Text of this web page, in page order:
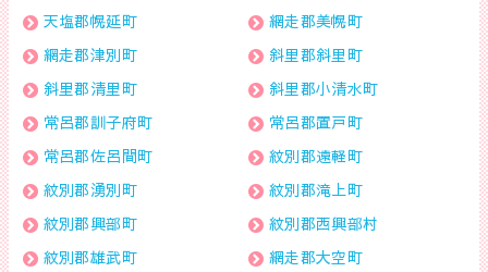
天塩郡幌延町
網走郡美幌町
網走郡津別町
斜里郡斜里町
斜里郡清里町
斜里郡小清水町
常呂郡訓子府町
常呂郡置戸町
常呂郡佐呂間町
紋別郡遠軽町
紋別郡湧別町
紋別郡滝上町
紋別郡興部町
紋別郡西興部村
紋別郡雄武町
網走郡大空町